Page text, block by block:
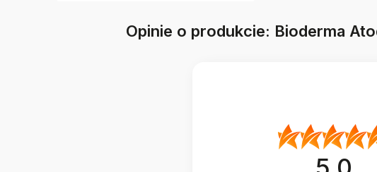
Opinie o produkcie: Bioderma